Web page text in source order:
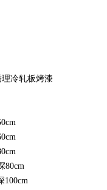
理冷轧板烤漆
80cm